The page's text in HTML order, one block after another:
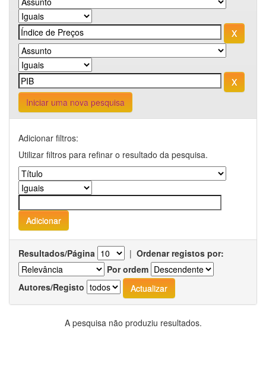
Iniciar uma nova pesquisa
Adicionar filtros:
Utilizar filtros para refinar o resultado da pesquisa.
Resultados/Página | Ordenar registos por:
Por ordem
Autores/Registo
A pesquisa não produziu resultados.